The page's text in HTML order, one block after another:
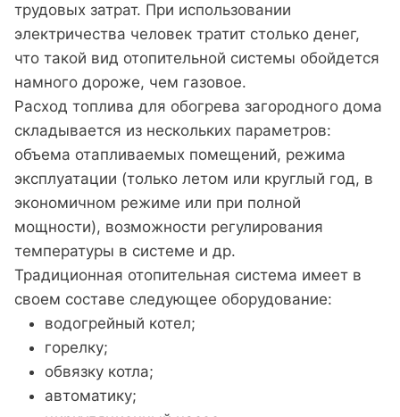
трудовых затрат. При использовании
электричества человек тратит столько денег,
что такой вид отопительной системы обойдется
намного дороже, чем газовое.
Расход топлива для обогрева загородного дома
складывается из нескольких параметров:
объема отапливаемых помещений, режима
эксплуатации (только летом или круглый год, в
экономичном режиме или при полной
мощности), возможности регулирования
температуры в системе и др.
Традиционная отопительная система имеет в
своем составе следующее оборудование:
водогрейный котел;
горелку;
обвязку котла;
автоматику;